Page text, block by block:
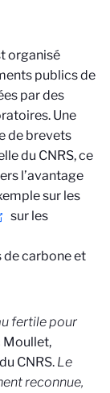
organisé
publics de
par des
Une
de brevets
du CNRS, ce
l’avantage
sur les
sur les
de carbone et
fertile pour
Moullet,
CNRS. Le
reconnue,